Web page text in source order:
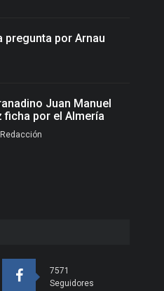
pregunta por Arnau
Juan Manuel
ficha por el Almería
7571
Seguidores